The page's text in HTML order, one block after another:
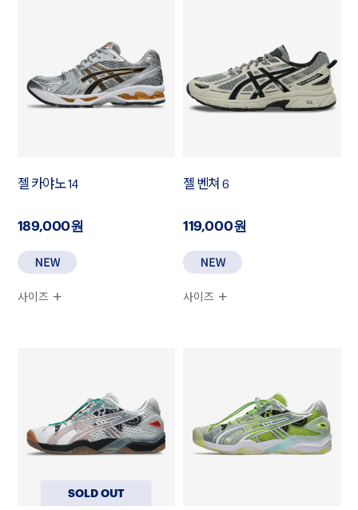
젤 카야노 14
189,000원
사이즈
젤 벤쳐 6
119,000원
사이즈
SOLD OUT